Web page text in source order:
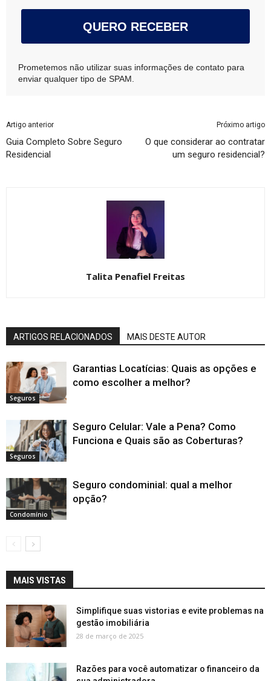
QUERO RECEBER
Prometemos não utilizar suas informações de contato para
enviar qualquer tipo de SPAM.
Artigo anterior
Guia Completo Sobre Seguro
Residencial
Próximo artigo
O que considerar ao contratar
um seguro residencial?
Talita Penafiel Freitas
ARTIGOS RELACIONADOS MAIS DESTE AUTOR
Seguros
Garantias Locatícias: Quais as opções e
como escolher a melhor?
Seguros
Seguro Celular: Vale a Pena? Como
Funciona e Quais são as Coberturas?
Condomínio
Seguro condominial: qual a melhor
opção?
MAIS VISTAS
Simplifique suas vistorias e evite problemas na
gestão imobiliária
28 de março de 2025
Razões para você automatizar o financeiro da